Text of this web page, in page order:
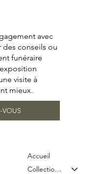
Accueil
Collection & Tarifs
avec
conseils ou
funéraire
visite à
mieux.
VOUS